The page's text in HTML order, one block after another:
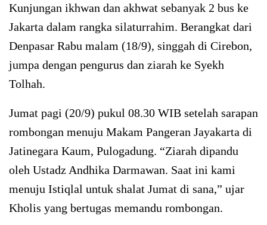
Kunjungan ikhwan dan akhwat sebanyak 2 bus ke
Jakarta dalam rangka silaturrahim. Berangkat dari
Denpasar Rabu malam (18/9), singgah di Cirebon,
jumpa dengan pengurus dan ziarah ke Syekh
Tolhah.
Jumat pagi (20/9) pukul 08.30 WIB setelah sarapan
rombongan menuju Makam Pangeran Jayakarta di
Jatinegara Kaum, Pulogadung. “Ziarah dipandu
oleh Ustadz Andhika Darmawan. Saat ini kami
menuju Istiqlal untuk shalat Jumat di sana,” ujar
Kholis yang bertugas memandu rombongan.